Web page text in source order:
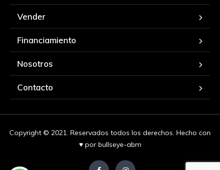
Vender
Financiamiento
Nosotros
Contacto
Copyright © 2021. Reservados todos los derechos. Hecho con
♥ por bullseye-abm